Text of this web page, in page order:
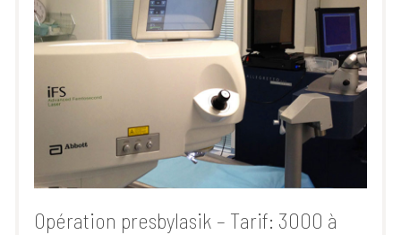
Opération presbylasik – Tarif: 3000 à